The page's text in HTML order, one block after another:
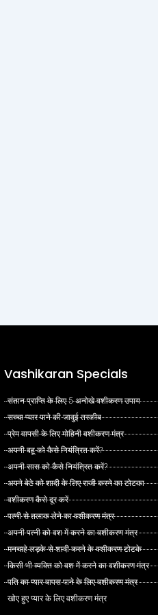
Vashikaran Specials
संतान प्राप्ति के लिए 5 अनोखे वशीकरण उपाय
सच्चा प्यार पाने की जादुई तरकीब
प्रेम वापसी के लिए मोहिनी वशीकरण मंत्र
अपनी बहू को कैसे नियंत्रित करें?
अपनी सास को कैसे नियंत्रित करें?
अपने बेटे को शादी के लिए राजी करने का टोटका
वशीकरण कैसे दूर करें
पत्नी से तलाक लेने का वशीकरण मंत्र
अपनी पत्नी को वश में करने का वशीकरण मंत्र
मनचाहे लड़के से शादी करने के वशीकरण टोटके
किसी भी व्यक्ति को वश में करने का वशीकरण मंत्र
पति का प्यार वापस पाने के लिए वशीकरण मंत्र
खोए हुए प्यार के लिए वशीकरण मंत्र